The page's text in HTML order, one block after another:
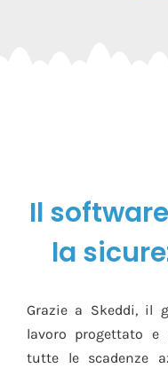
Il
la
Grazie a Skeddi, il
lavoro progettato e
tutte le scadenze